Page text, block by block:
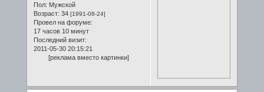
Пол: Мужской
Возраст: 34 [1991-08-24]
Провел на форуме:
17 часов 10 минут
Последний визит:
2011-05-30 20:15:21
[реклама вместо картинки]